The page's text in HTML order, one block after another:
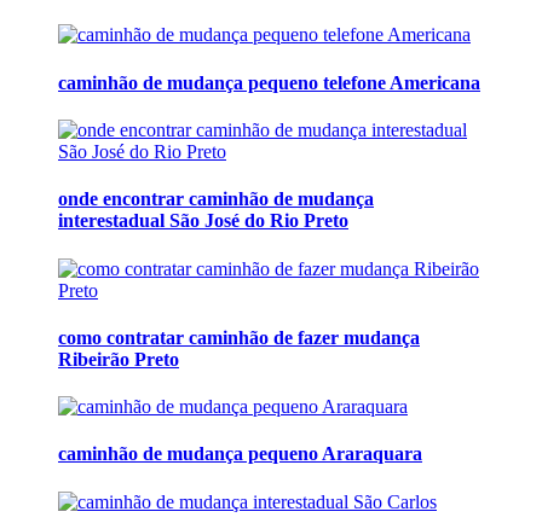
caminhão de mudança pequeno telefone Americana
onde encontrar caminhão de mudança
interestadual São José do Rio Preto
como contratar caminhão de fazer mudança
Ribeirão Preto
caminhão de mudança pequeno Araraquara